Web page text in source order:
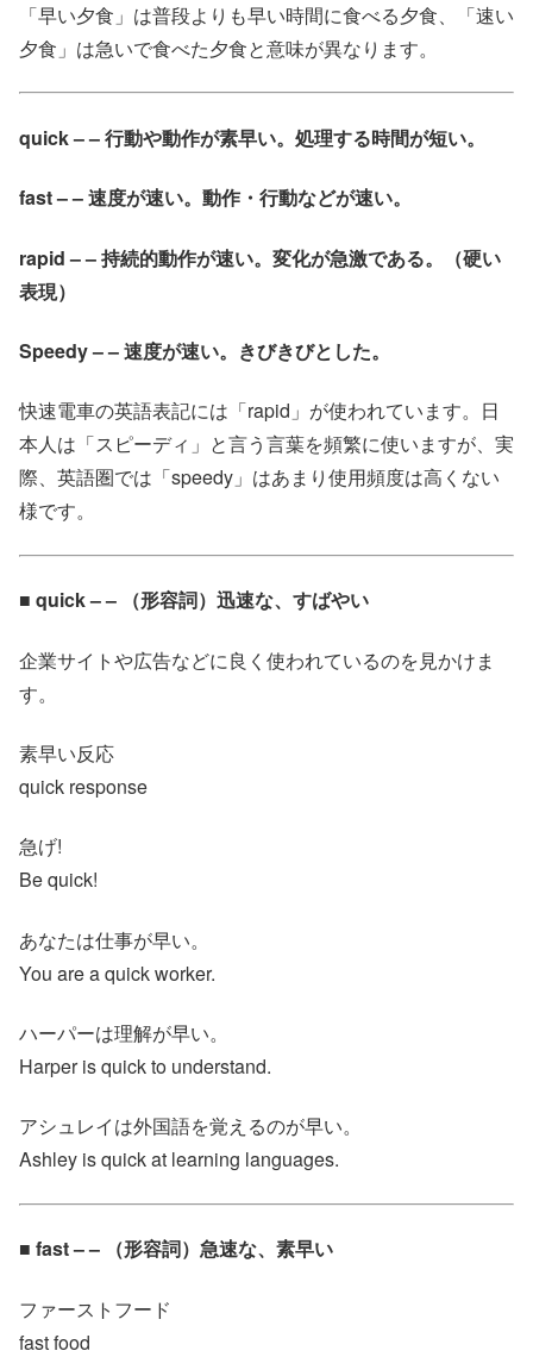
「早い夕食」は普段よりも早い時間に食べる夕食、「速い
夕食」は急いで食べた夕食と意味が異なります。
quick – – 行動や動作が素早い。処理する時間が短い。
fast – – 速度が速い。動作・行動などが速い。
rapid – – 持続的動作が速い。変化が急激である。（硬い
表現）
Speedy – – 速度が速い。きびきびとした。
快速電車の英語表記には「rapid」が使われています。日
本人は「スピーディ」と言う言葉を頻繁に使いますが、実
際、英語圏では「speedy」はあまり使用頻度は高くない
様です。
■ quick – – （形容詞）迅速な、すばやい
企業サイトや広告などに良く使われているのを見かけま
す。
素早い反応
quick response
急げ!
Be quick!
あなたは仕事が早い。
You are a quick worker.
ハーパーは理解が早い。
Harper is quick to understand.
アシュレイは外国語を覚えるのが早い。
Ashley is quick at learning languages.
■ fast – – （形容詞）急速な、素早い
ファーストフード
fast food